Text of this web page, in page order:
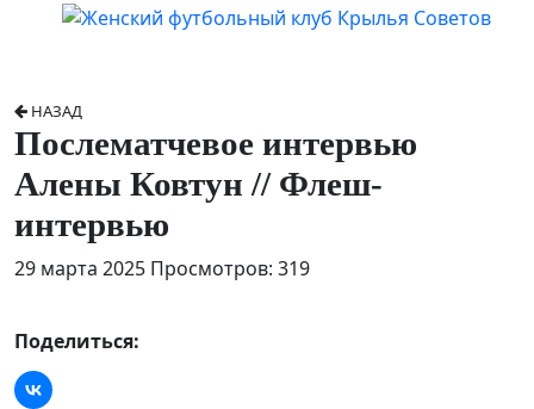
НАЗАД
Послематчевое интервью
Алены Ковтун // Флеш-
интервью
29 марта 2025 Просмотров: 319
Поделиться: